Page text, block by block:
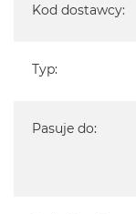
Kod dostawcy:
Typ:
Pasuje do: